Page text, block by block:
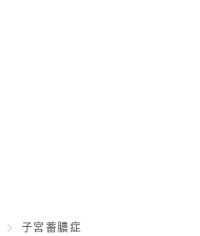
子宮蓄膿症